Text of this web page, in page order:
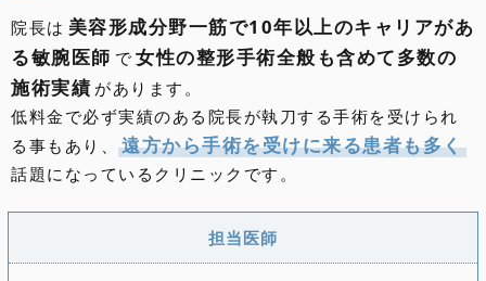
院長は 美容形成分野一筋で10年以上のキャリアがあ
る敏腕医師 で 女性の整形手術全般も含めて多数の
施術実績 があります。
低料金で必ず実績のある院長が執刀する手術を受けられ
る事もあり、
遠方から手術を受けに来る患者も多く
話題になっているクリニックです。
担当医師